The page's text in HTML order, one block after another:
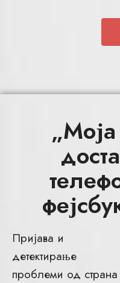
Пријава и
детектирање
проблеми од страна
граѓаните и
остваруваат директен
контакт со нив, се со